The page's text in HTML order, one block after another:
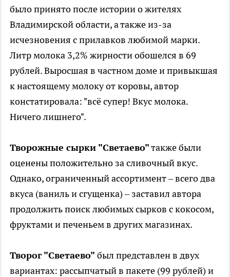
было принято после истории о жителях
Владимирской области, а также из-за
исчезновения с прилавков любимой марки.
Литр молока 3,2% жирности обошелся в 69
рублей. Выросшая в частном доме и привыкшая
к настоящему молоку от коровы, автор
констатировала: "всё супер! Вкус молока.
Ничего лишнего".
Творожные сырки "Светаево"также были
оценены положительно за сливочный вкус.
Однако, ограниченный ассортимент – всего два
вкуса (ваниль и сгущенка) – заставил автора
продолжить поиск любимых сырков с кокосом,
фруктами и печеньем в других магазинах.
Творог "Светаево" был представлен в двух
вариантах: рассыпчатый в пакете (99 рублей) и